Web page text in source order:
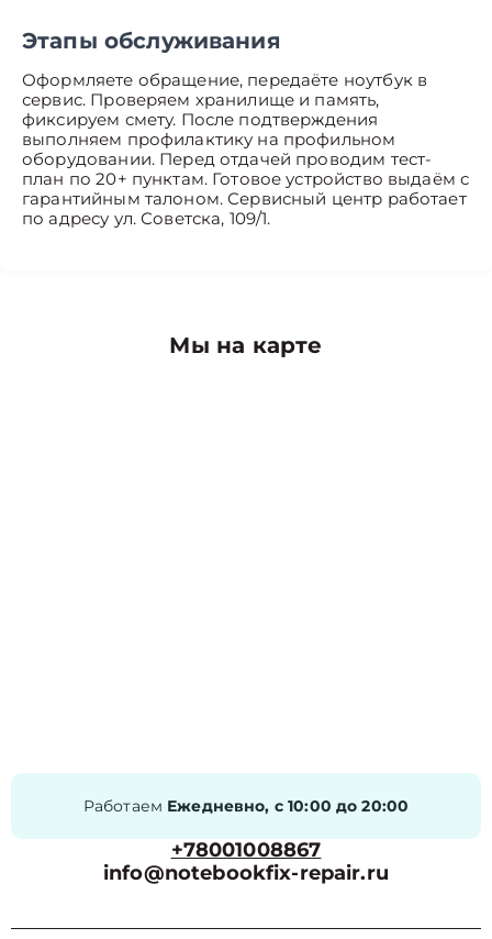
Этапы обслуживания
Оформляете обращение, передаёте ноутбук в
сервис. Проверяем хранилище и память,
фиксируем смету. После подтверждения
выполняем профилактику на профильном
оборудовании. Перед отдачей проводим тест-
план по 20+ пунктам. Готовое устройство выдаём с
гарантийным талоном. Сервисный центр работает
по адресу ул. Советска, 109/1.
Мы на карте
Работаем Ежедневно, с 10:00 до 20:00
+78001008867
info@notebookfix-repair.ru